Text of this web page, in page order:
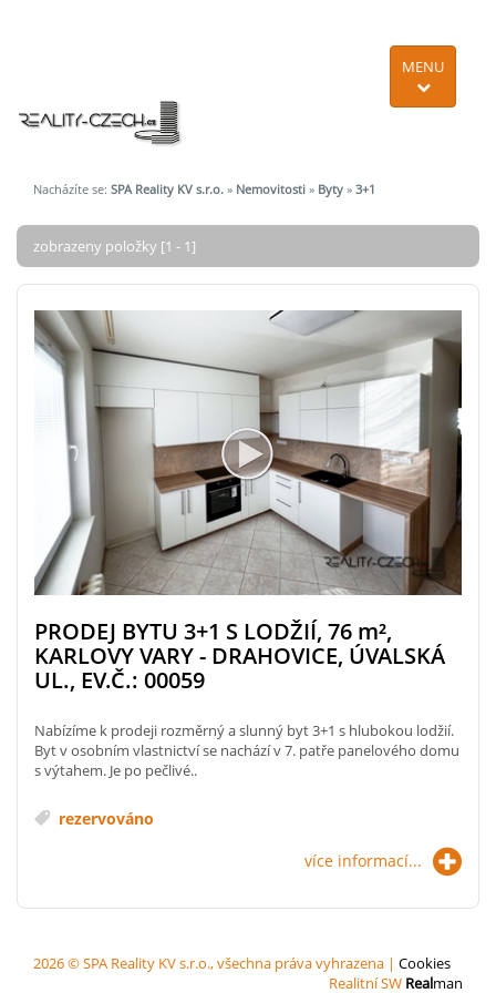
MENU
Nacházíte se: SPA Reality KV s.r.o. » Nemovitosti » Byty » 3+1
zobrazeny položky [1 - 1]
PRODEJ BYTU 3+1 S LODŽIÍ, 76 m²,
KARLOVY VARY - DRAHOVICE, ÚVALSKÁ
UL., EV.Č.: 00059
Nabízíme k prodeji rozměrný a slunný byt 3+1 s hlubokou lodžií.
Byt v osobním vlastnictví se nachází v 7. patře panelového domu
s výtahem. Je po pečlivé..
rezervováno
více informací...
2026 © SPA Reality KV s.r.o., všechna práva vyhrazena | Cookies
Realitní SW Realman